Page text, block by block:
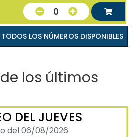
0
VER TODOS LOS NÚMEROS DISPONIBLES
los últimos
DEL JUEVES
del 06/08/2026